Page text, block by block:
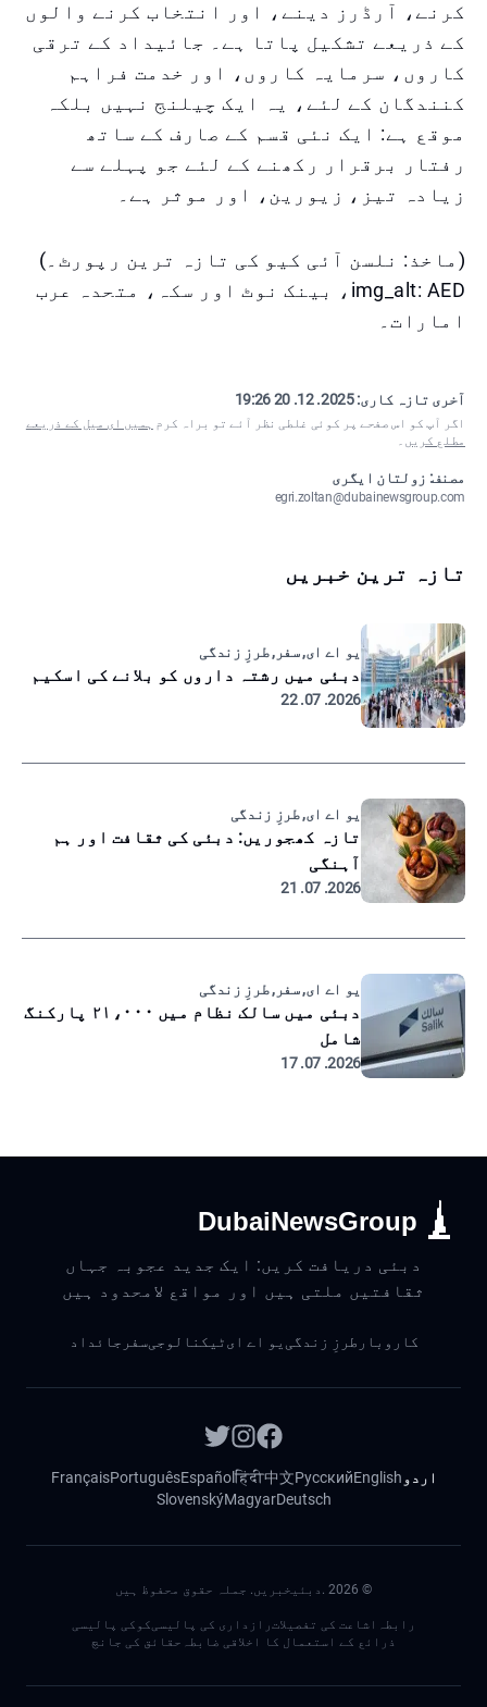
کرنے، آرڈرز دینے، اور انتخاب کرنے والوں
کے ذریعے تشکیل پاتا ہے۔ جائیداد کے ترقی
کاروں، سرمایہ کاروں، اور خدمت فراہم
کنندگان کے لئے، یہ ایک چیلنج نہیں بلکہ
موقع ہے: ایک نئی قسم کے صارف کے ساتھ
رفتار برقرار رکھنے کے لئے جو پہلے سے
زیادہ تیز، زیورین، اور موثر ہے۔
(ماخذ: نلسن آئی کیو کی تازہ ترین رپورٹ۔)
img_alt: AED، بینک نوٹ اور سکہ، متحدہ عرب
امارات۔
آخری تازہ کاری:2025. 12. 20 19:26
اگر آپ کو اس صفحے پر کوئی غلطی نظر آئے تو براہ کرم ہمیں ای میل کے ذریعے
مطلع کریں ۔
مصنف: زولتان ایگری
egri.zoltan@dubainewsgroup.com
تازہ ترین خبریں
یو اے ای, سفر, طرزِ زندگی
دبئی میں رشتہ داروں کو بلانے کی اسکیم
2026. 07. 22
یو اے ای, طرزِ زندگی
تازہ کھجوریں: دبئی کی ثقافت اور ہم
آہنگی
2026. 07. 21
یو اے ای, سفر, طرزِ زندگی
دبئی میں سالک نظام میں ۲۱،۰۰۰ پارکنگ
شامل
2026. 07. 17
DubaiNewsGroup
دبئی دریافت کریں: ایک جدید عجوبہ جہاں
ثقافتیں ملتی ہیں اور مواقع لامحدود ہیں
کاروبار طرزِ زندگی یو اے ایٹیکنالوجیسفر جائداد
اردو English
Русский
中文
हिंदी
Español
Português
Français
Deutsch
Magyar
Slovenský
©
2026 .دبئیخبریں. جملہ حقوق محفوظ ہیں
رابطہ اشاعت کی تفصیلاترازداری کی پالیسیکوکی پالیسی
ذرائع کے استعمال کا اخلاقی ضابطہ حقائق کی جانچ